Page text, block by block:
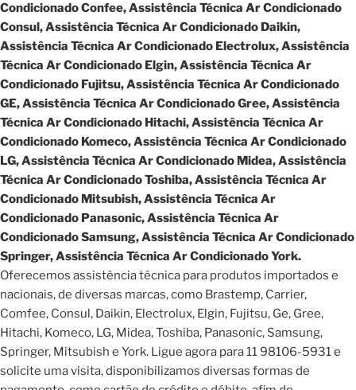
Condicionado Confee, Assistência Técnica Ar Condicionado
Consul, Assistência Técnica Ar Condicionado Daikin,
Assistência Técnica Ar Condicionado Electrolux, Assistência
Técnica Ar Condicionado Elgin, Assistência Técnica Ar
Condicionado Fujitsu, Assistência Técnica Ar Condicionado
GE, Assistência Técnica Ar Condicionado Gree, Assistência
Técnica Ar Condicionado Hitachi, Assistência Técnica Ar
Condicionado Komeco, Assistência Técnica Ar Condicionado
LG, Assistência Técnica Ar Condicionado Midea, Assistência
Técnica Ar Condicionado Toshiba, Assistência Técnica Ar
Condicionado Mitsubish, Assistência Técnica Ar
Condicionado Panasonic, Assistência Técnica Ar
Condicionado Samsung, Assistência Técnica Ar Condicionado
Springer, Assistência Técnica Ar Condicionado York.
Oferecemos assistência técnica para produtos importados e
nacionais, de diversas marcas, como Brastemp, Carrier,
Comfee, Consul, Daikin, Electrolux, Elgin, Fujitsu, Ge, Gree,
Hitachi, Komeco, LG, Midea, Toshiba, Panasonic, Samsung,
Springer, Mitsubish e York. Ligue agora para 11 98106-5931 e
solicite uma visita, disponibilizamos diversas formas de